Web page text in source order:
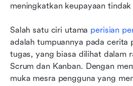
meningkatkan keupayaan
Salah satu ciri utama perisian
adalah tumpuannya pada cerita
tugas, yang biasa dilihat dalam
Scrum dan Kanban. Dengan
muka mesra pengguna yang